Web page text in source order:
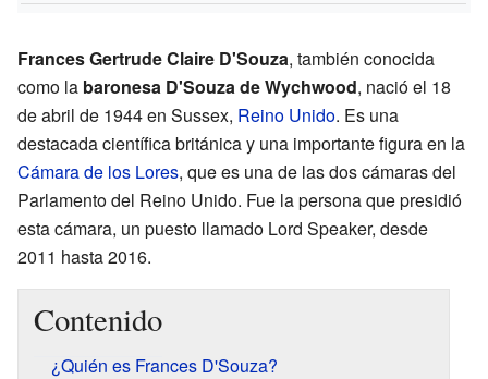
Frances Gertrude Claire D'Souza, también conocida
como la baronesa D'Souza de Wychwood, nació el 18
de abril de 1944 en Sussex, Reino Unido. Es una
destacada científica británica y una importante figura en la
Cámara de los Lores, que es una de las dos cámaras del
Parlamento del Reino Unido. Fue la persona que presidió
esta cámara, un puesto llamado Lord Speaker, desde
2011 hasta 2016.
Contenido
¿Quién es Frances D'Souza?